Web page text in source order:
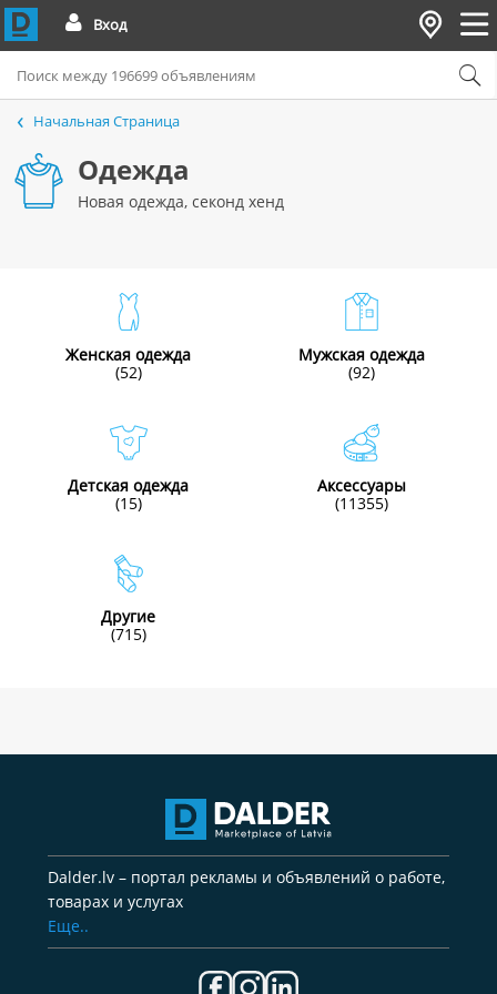
Вход
Начальная Страница
Одежда
Новая одежда, секонд хенд
Женская одежда
(52)
Мужская одежда
(92)
Детская одежда
(15)
Aксессуары
(11355)
Другие
(715)
Dalder.lv – портал рекламы и объявлений о работе,
товарах и услугах
Еще..